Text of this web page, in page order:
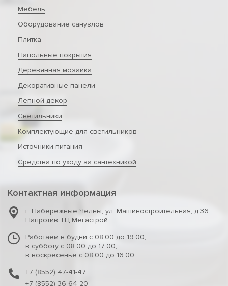
Мебель
Оборудование санузлов
Плитка
Напольные покрытия
Деревянная мозаика
Декоративные панели
Лепной декор
Светильники
Комплектующие для светильников
Источники питания
Средства по уходу за сантехникой
Контактная информация
г. Набережные Челны, ул. Машиностроительная, д.36.
Напротив ТЦ Мегастрой
Работаем в будни с 08:00 до 19:00,
в субботу с 08:00 до 17:00,
в воскресенье с 08:00 до 16:00
+7 (8552) 47-41-47
+7 (8552) 36-64-20